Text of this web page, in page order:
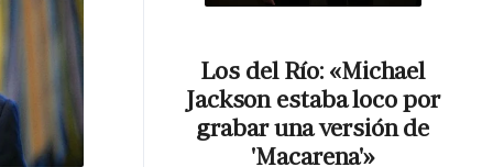
Los del Río: «Michael
Jackson estaba loco por
grabar una versión de
'Macarena'»